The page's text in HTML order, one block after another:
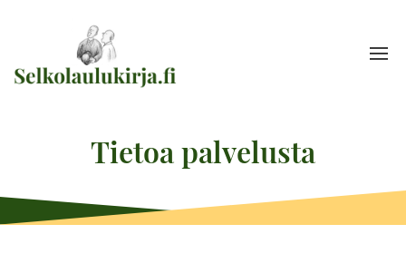
Tietoa palvelusta